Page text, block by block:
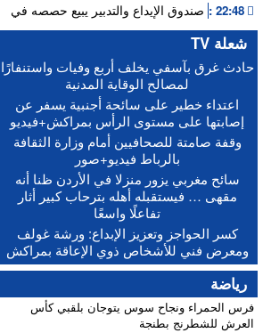
22:48 :
صندوق الإيداع والتدبير يبيع حصصه في
بنك “سياش”
15:25 :
عامل بناء يلقى مصرعه إثر سقوطه من
الطابق الثاني بورش بالمدينة العتيقة لمراكش
أخنوش: الاجتماع المغربي-الفرنسي يطلق
التنفيذ العملي للشراكة الاستثنائية
15:13 :
“حصيلة إيجابية”.. فرنسا والمغرب يعززان
التعاون الأمني والاقتصادي بمعاهدات غير مسبوقة
15:06 :
الدكتورة أمل العباسي.. نموذج للأستاذة
الجامعية التي تجمع بين التميز الأكاديمي والالتزام
التربوي
12:16 :
بعد إجراء الاستدراكية.. الإعلان عن النتائج
النهائية للبكالوريا ونسبة النجاح تتجاوز 81 في المائة
شعلة TV
حادث غرق بآسفي يخلف أربع وفيات واستنفارًا
لمصالح الوقاية المدنية
اعتداء خطير على سائحة أجنبية يسفر عن
إصابتها على مستوى الرأس بمراكش+فيديو
وقفة صامتة للصحافيين أمام وزارة الثقافة
بالرباط فيديو+صور
سائح مغربي يزور منزلا في الأردن ظنا أنه
مقهى … فيستقبله أهله بترحاب كبير أثار
تفاعلًا واسعًا
كسر الحواجز وتعزيز الإبداع: ورشة غولف
ومعرض فني للأشخاص ذوي الإعاقة بمراكش
رياضة
فرس الحمراء ونجاح سوس يتوجان بلقبي كأس
العرش للشطرنج بطنجة